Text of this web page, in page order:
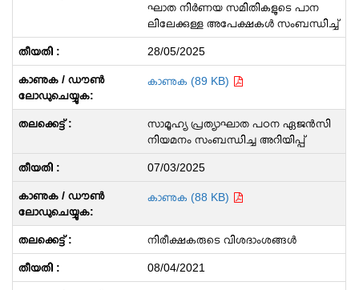
ഘാത നിർണയ സമിതികളുടെ പാന
ലിലേക്കുള്ള അപേക്ഷകൾ സംബന്ധിച്ച്
28/05/2025
കാണുക (89 KB)
സാമൂഹ്യ പ്രത്യാഘാത പഠന ഏജൻസി
നിയമനം സംബന്ധിച്ച അറിയിപ്പ്
07/03/2025
കാണുക (88 KB)
നിരീക്ഷകരുടെ വിശദാംശങ്ങൾ
08/04/2021